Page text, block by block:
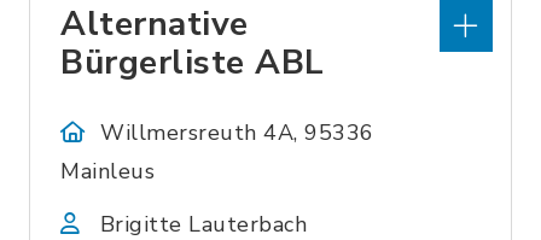
Alternative
Bürgerliste ABL
Willmersreuth 4A, 95336
Mainleus
Brigitte Lauterbach